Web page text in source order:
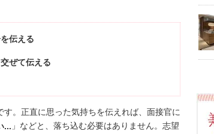
伝える
ぜて伝える
す。正直に思った気持ちを伝えれば、面接官に
... 」などと、落ち込む必要はありません。志望